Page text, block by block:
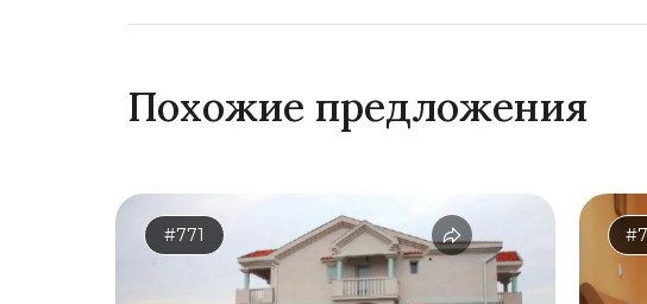
Похожие предложения
#771